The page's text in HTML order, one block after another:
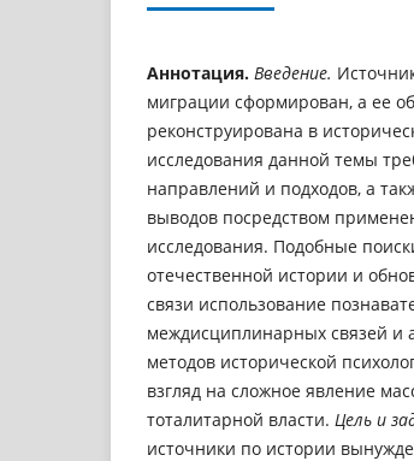
Аннотация. Введение.
миграции сформирован, а ее
реконструирована в
исследования данной темы
направлений и подходов, а
выводов посредством
исследования. Подобные
отечественной истории и
связи использование
междисциплинарных связей
методов исторической
взгляд на сложное явление
тоталитарной власти. Цель и
источники по истории